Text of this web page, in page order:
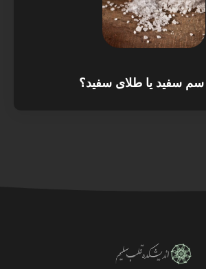
سفید یا طلای سفید؟